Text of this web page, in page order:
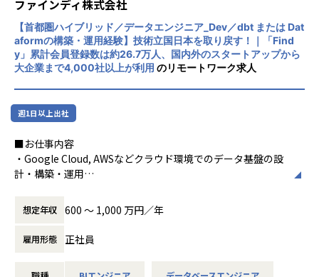
▼勤務地・採用エリア
関東圏だけでなく、大阪・名古屋・福岡など地方拠点でも積
極採用中。地域に根ざした働き方も可能です。
▼プロジェクト体制・安心感
「周りに誰も頼る人がいない」といった孤独感を感じること
はなく、チームで協力しながら業務を進める環境が整ってい
ます。
■募集背景
準大手から中堅規模の企業に特化して、プライム案件やERP
年間120%成長を続けており成長の過渡期にある中で、組織
する独自のデータ基盤に携われます。
元メガベンチャーや技術選定に深い知見を持つシニアエンジ
ニアの隣で、設計思想からダイレクトに学べる環境です。
BigQuery, dbt, Lookerなど、業界標準かつ最先端のツール群
を使い倒せます。
■AIの取り組み
私たちのチームでは、生成AI活用に非常に積極的で、8割以
上のエンジニアが日常的にAIエージェントを利用していま
す。
のは当たり前になっています。
備済みで、AI駆動開発を推進できる環境があります。
ており、一部のメンバーはこれらのAIツールを活用すること
ファインディ株式会社
【首都圏ハイブリッド／データエンジニア_Dev／dbt または Dat
aformの構築・運用経験】技術立国日本を取り戻す！｜「Find
y」累計会員登録数は約26.7万人、国内外のスタートアップから
大企業まで4,000社以上が利用 のリモートワーク求人
週1日以上出社
■お仕事内容
・Google Cloud, AWSなどクラウド環境でのデータ基盤の設
計・構築・運用
計・構築・運用
・Terraform を使ったインフラの IaC 化
・dbt/Dataform を用いたデータモデリング
・Looker を用いた BI ダッシュボードの開発・運用
想定年収 600 〜 1,000 万円／年
雇用形態 正社員